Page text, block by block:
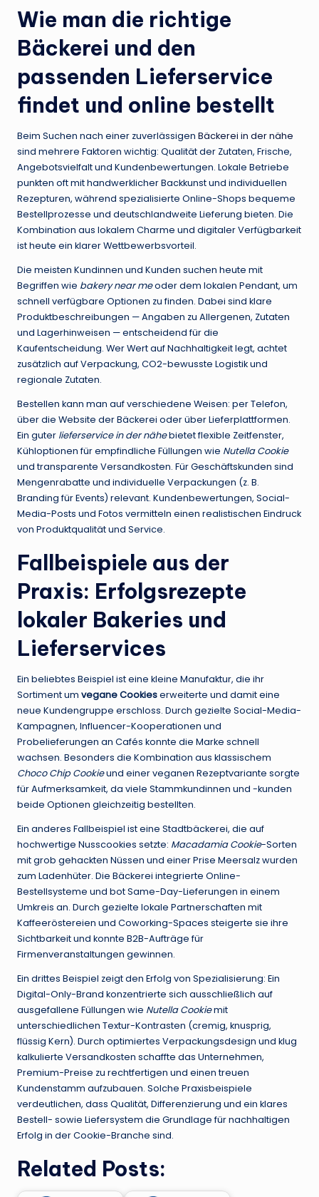
Wie man die richtige
Bäckerei und den
passenden Lieferservice
findet und online bestellt
Beim Suchen nach einer zuverlässigen Bäckerei in der nähe
sind mehrere Faktoren wichtig: Qualität der Zutaten, Frische,
Angebotsvielfalt und Kundenbewertungen. Lokale Betriebe
punkten oft mit handwerklicher Backkunst und individuellen
Rezepturen, während spezialisierte Online-Shops bequeme
Bestellprozesse und deutschlandweite Lieferung bieten. Die
Kombination aus lokalem Charme und digitaler Verfügbarkeit
ist heute ein klarer Wettbewerbsvorteil.
Die meisten Kundinnen und Kunden suchen heute mit
Begriffen wie bakery near meoder dem lokalen Pendant, um
schnell verfügbare Optionen zu finden. Dabei sind klare
Produktbeschreibungen — Angaben zu Allergenen, Zutaten
und Lagerhinweisen — entscheidend für die
Kaufentscheidung. Wer Wert auf Nachhaltigkeit legt, achtet
zusätzlich auf Verpackung, CO2-bewusste Logistik und
regionale Zutaten.
Bestellen kann man auf verschiedene Weisen: per Telefon,
über die Website der Bäckerei oder über Lieferplattformen.
Ein guter lieferservice in der nähebietet flexible Zeitfenster,
Kühloptionen für empfindliche Füllungen wie Nutella Cookie
und transparente Versandkosten. Für Geschäftskunden sind
Mengenrabatte und individuelle Verpackungen (z. B.
Branding für Events) relevant. Kundenbewertungen, Social-
Media-Posts und Fotos vermitteln einen realistischen Eindruck
von Produktqualität und Service.
Fallbeispiele aus der
Praxis: Erfolgsrezepte
lokaler Bakeries und
Lieferservices
Ein beliebtes Beispiel ist eine kleine Manufaktur, die ihr
Sortiment um vegane Cookieserweiterte und damit eine
neue Kundengruppe erschloss. Durch gezielte Social-Media-
Kampagnen, Influencer-Kooperationen und
Probelieferungen an Cafés konnte die Marke schnell
wachsen. Besonders die Kombination aus klassischem
Choco Chip Cookieund einer veganen Rezeptvariante sorgte
für Aufmerksamkeit, da viele Stammkundinnen und -kunden
beide Optionen gleichzeitig bestellten.
Ein anderes Fallbeispiel ist eine Stadtbäckerei, die auf
hochwertige Nusscookies setzte: Macadamia Cookie-Sorten
mit grob gehackten Nüssen und einer Prise Meersalz wurden
zum Ladenhüter. Die Bäckerei integrierte Online-
Bestellsysteme und bot Same-Day-Lieferungen in einem
Umkreis an. Durch gezielte lokale Partnerschaften mit
Kaffeeröstereien und Coworking-Spaces steigerte sie ihre
Sichtbarkeit und konnte B2B-Aufträge für
Firmenveranstaltungen gewinnen.
Ein drittes Beispiel zeigt den Erfolg von Spezialisierung: Ein
Digital-Only-Brand konzentrierte sich ausschließlich auf
ausgefallene Füllungen wie Nutella Cookiemit
unterschiedlichen Textur-Kontrasten (cremig, knusprig,
flüssig Kern). Durch optimiertes Verpackungsdesign und klug
kalkulierte Versandkosten schaffte das Unternehmen,
Premium-Preise zu rechtfertigen und einen treuen
Kundenstamm aufzubauen. Solche Praxisbeispiele
verdeutlichen, dass Qualität, Differenzierung und ein klares
Bestell- sowie Liefersystem die Grundlage für nachhaltigen
Erfolg in der Cookie-Branche sind.
Related Posts: